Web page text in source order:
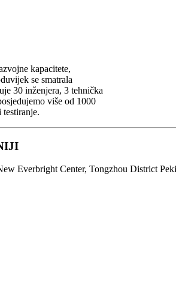
kapacitete,
se smatrala
30 inženjera, 3 tehnička
više od 1000
testiranje.
Everbright Center, Tongzhou District